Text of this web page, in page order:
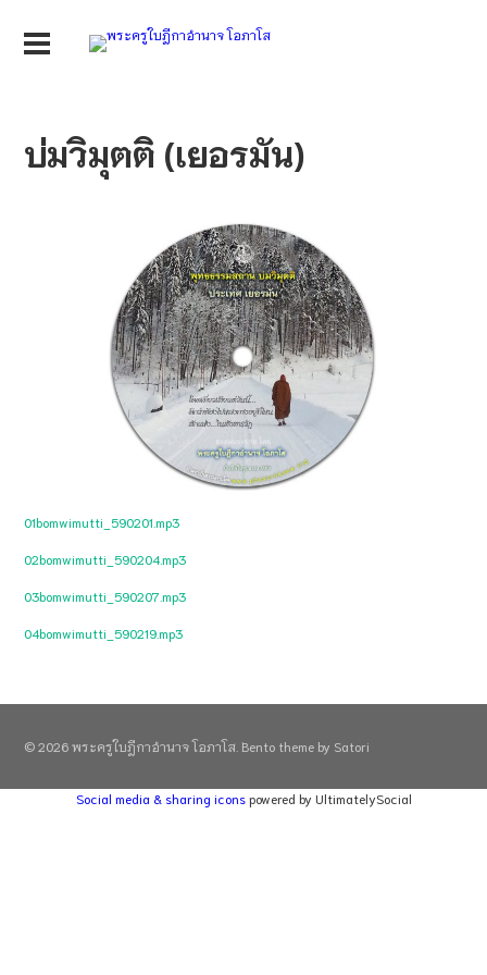
บ่มวิมุตติ (เยอรมัน)
01bomwimutti_590201.mp3
02bomwimutti_590204.mp3
03bomwimutti_590207.mp3
04bomwimutti_590219.mp3
© 2026 พระครูใบฎีกาอำนาจ โอภาโส. Bento theme by Satori
Social media & sharing icons powered by UltimatelySocial